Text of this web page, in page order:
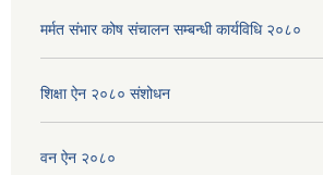
मर्मत संभार कोष संचालन सम्बन्धी कार्यविधि २०८०
शिक्षा ऐन २०८० संशोधन
वन ऐन २०८०